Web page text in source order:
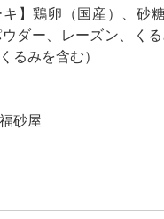
キ】鶏卵（国産）、砂
ダー、レーズン、く
るみを含む）
砂屋